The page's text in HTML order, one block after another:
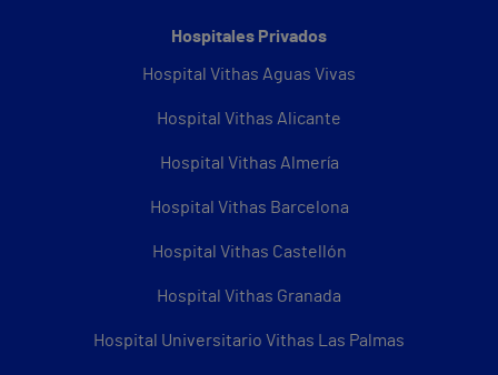
Hospitales Privados
Hospital Vithas Aguas Vivas
Hospital Vithas Alicante
Hospital Vithas Almería
Hospital Vithas Barcelona
Hospital Vithas Castellón
Hospital Vithas Granada
Hospital Universitario Vithas Las Palmas